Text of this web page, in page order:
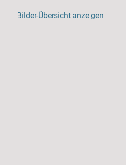
Bilder-Übersicht anzeigen